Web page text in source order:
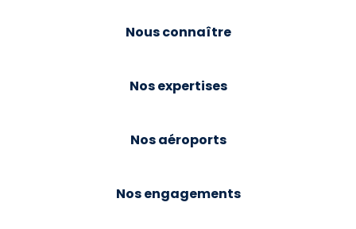
Nous connaître
Nos expertises
Nos aéroports
Nos engagements